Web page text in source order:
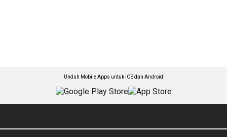
Unduh Mobile Apps untuk iOS dan Android